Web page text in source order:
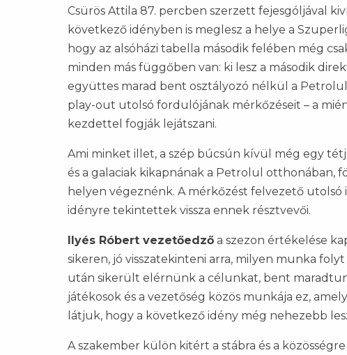
Csürös Attila 87. percben szerzett fejesgóljával
következő idényben is meglesz a helye a
hogy az alsóházi tabella második felében még
minden más függőben van: ki lesz a második
együttes marad bent osztályozó nélkül a
play-out utolsó fordulójának mérkőzéseit – a
kezdettel fogják lejátszani.
Ami minket illet, a szép búcsún kívül még egy
és a galaciak kikapnának a Petrolul otthonában,
helyen végeznénk. A mérkőzést felvezető
idényre tekintettek vissza ennek résztvevői.
Ilyés Róbert vezetőedző a szezon értékelése
sikeren, jó visszatekinteni arra, milyen munka
után sikerült elérnünk a célunkat, bent
játékosok és a vezetőség közös munkája ez,
látjuk, hogy a következő idény még nehezebb
A szakember külön kitért a stábra és a